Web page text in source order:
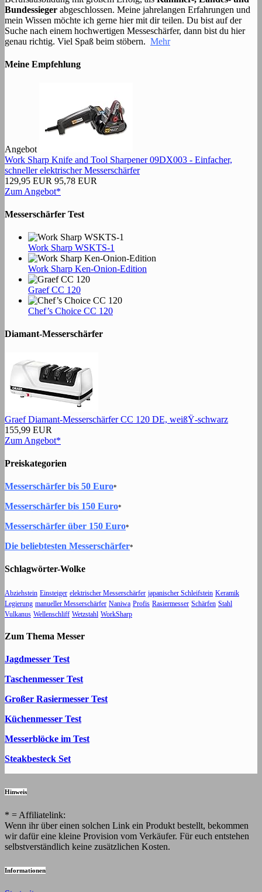
Bundessieger abgeschlossen. Meine jahrelangen Erfahrungen und
mein Wissen möchte ich gerne hier mit dir teilen. Du bist auf der
Suche nach einem hochwertigen Messeschärfer, dann bist du hier
genau richtig. Viel Spaß beim stöbern. Mehr
Meine Empfehlung
Angebot
Work Sharp Knife and Tool Sharpener 09DX003 - Einfacher,
schneller elektrischer Messerschärfer
129,95 EUR 95,78 EUR
Zum Angebot*
Messerschärfer Test
Work Sharp WSKTS-1
Work Sharp Ken-Onion-Edition
Graef CC 120
Chef’s Choice CC 120
Diamant-Messerschärfer
Graef Diamant-Messerschärfer CC 120 DE, weißŸ-schwarz
155,99 EUR
Zum Angebot*
Preiskategorien
Messerschärfer bis 50 Euro*
Messerschärfer bis 150 Euro*
Messerschärfer über 150 Euro*
Die beliebtesten Messerschärfer*
Schlagwörter-Wolke
Abziehstein Einsteiger elektrischer Messerschärfer japanischer Schleifstein Keramik
Legierung manueller Messerschärfer Naniwa Profis Rasiermesser Schärfen Stahl
Vulkanus Wellenschliff Wetzstahl WorkSharp
Zum Thema Messer
Jagdmesser Test
Taschenmesser Test
Großer Rasiermesser Test
Küchenmesser Test
Messerblöcke im Test
Steakbesteck Set
Hinweis
* = Affiliatelink:
Wenn ihr über einen solchen Link ein Produkt bestellt, bekommen
wir dafür eine kleine Provision vom Verkäufer. Für euch entstehen
selbstverständlich keine zusätzlichen Kosten.
Informationen